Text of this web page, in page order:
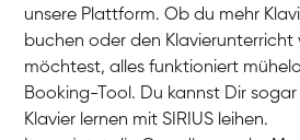
Charlotte
Klavier / Piano / Flügel
unsere Plattform. Ob du mehr
buchen oder den Klavierunterricht
möchtest, alles funktioniert
Booking-Tool. Du kannst Dir
Klavier lernen mit SIRIUS leihen.